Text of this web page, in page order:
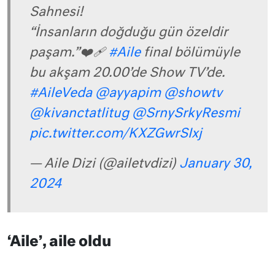
Sahnesi!
“İnsanların doğduğu gün özeldir
paşam.”❤️‍🩹#Ailefinal bölümüyle
bu akşam 20.00’de Show TV’de.
#AileVeda @ayyapim @showtv
@kivanctatlitug @SrnySrkyResmi
pic.twitter.com/KXZGwrSIxj
— Aile Dizi (@ailetvdizi) January 30,
2024
‘Aile’, aile oldu